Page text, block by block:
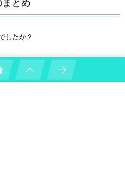
とめ
したか？
ことが成功へのカギを握っていま